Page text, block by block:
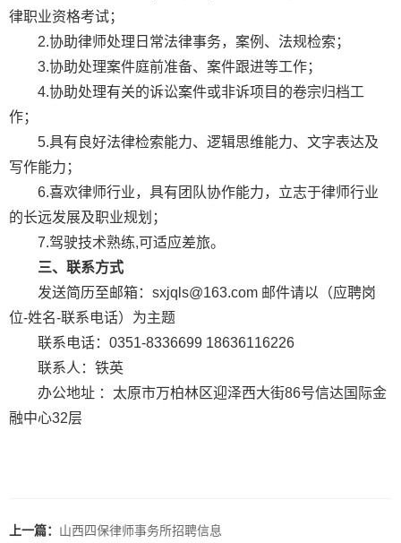
律职业资格考试；
2.协助律师处理日常法律事务，案例、法规检索；
3.协助处理案件庭前准备、案件跟进等工作；
4.协助处理有关的诉讼案件或非诉项目的卷宗归档工
作；
5.具有良好法律检索能力、逻辑思维能力、文字表达及
写作能力；
6.喜欢律师行业，具有团队协作能力，立志于律师行业
的长远发展及职业规划；
7.驾驶技术熟练,可适应差旅。
三、联系方式
发送简历至邮箱：sxjqls@163.com 邮件请以（应聘岗
位-姓名-联系电话）为主题
联系电话：0351-8336699 18636116226
联系人：铁英
办公地址 ：太原市万柏林区迎泽西大街86号信达国际金
融中心32层
上一篇： 山西四保律师事务所招聘信息